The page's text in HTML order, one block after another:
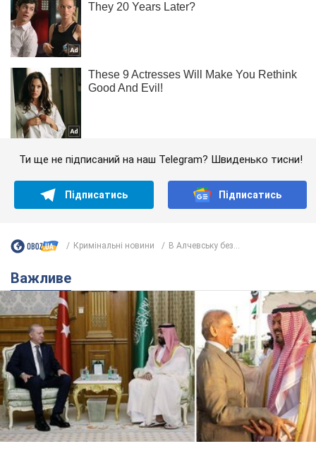
Ти ще не підписаний на наш Telegram? Швиденько тисни!
Підписатись Підписатись
Кримінальні новини В Алчевську без...
Важливе